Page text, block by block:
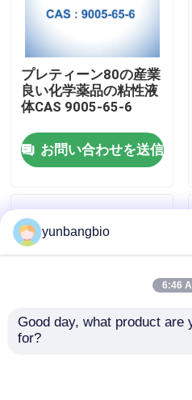
工場旅行
品質管理
ニュース
生物的緩衝
プレティーン80の産業
良い化学薬品の粘性液
体CAS 9005-65-6
お問い合わせを送信
yunbangbio
6:46
Good day, what product are
for?